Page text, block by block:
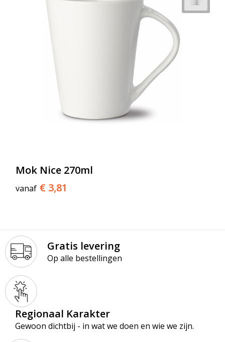
Mok Nice 270ml
vanaf € 3,81
Gratis levering
Op alle bestellingen
Regionaal Karakter
Gewoon dichtbij - in wat we doen en wie we zijn.